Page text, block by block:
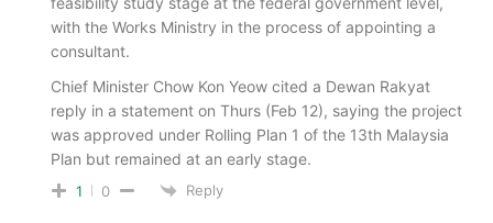
with the Works Ministry in the process of appointing a
consultant.
Chief Minister Chow Kon Yeow cited a Dewan Rakyat
reply in a statement on Thurs (Feb 12), saying the project
was approved under Rolling Plan 1 of the 13th Malaysia
Plan but remained at an early stage.
1 0 Reply